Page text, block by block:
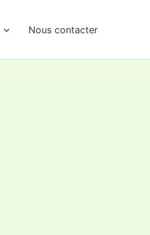
Nous contacter